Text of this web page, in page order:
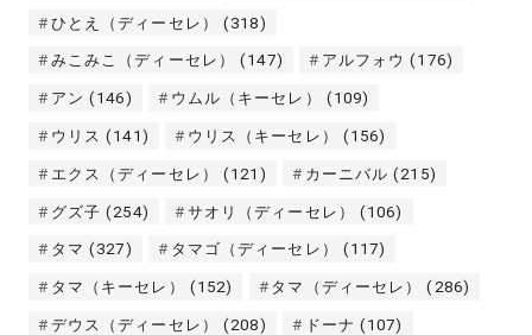
ひとえ（ディーセレ） (318)
みこみこ（ディーセレ） (147) アルフォウ (176)
アン (146) ウムル（キーセレ） (109)
ウリス (141) ウリス（キーセレ） (156)
エクス（ディーセレ） (121) カーニバル (215)
グズ子 (254) サオリ（ディーセレ） (106)
タマ (327) タマゴ（ディーセレ） (117)
タマ（キーセレ） (152) タマ（ディーセレ） (286)
デウス（ディーセレ） (208) ドーナ (107)